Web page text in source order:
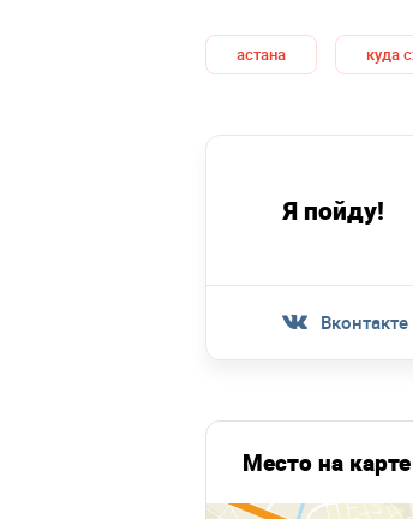
астана куда
Я пойду!
Вконтакте
Место на карте